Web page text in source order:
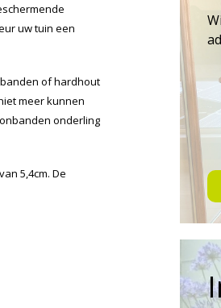
uw tuin een
of hardhout
meer kunnen
onderling
5,4cm. De